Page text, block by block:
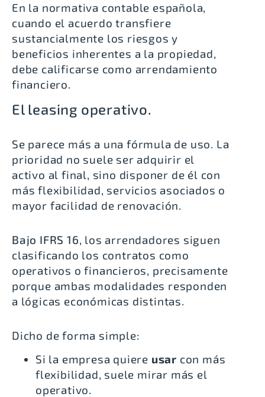
En la normativa contable española,
cuando el acuerdo transfiere
sustancialmente los riesgos y
beneficios inherentes a la propiedad,
debe calificarse como arrendamiento
financiero.
El leasing operativo.
Se parece más a una fórmula de uso. La
prioridad no suele ser adquirir el
activo al final, sino disponer de él con
más flexibilidad, servicios asociados o
mayor facilidad de renovación.
Bajo IFRS 16, los arrendadores siguen
clasificando los contratos como
operativos o financieros, precisamente
porque ambas modalidades responden
a lógicas económicas distintas.
Dicho de forma simple:
Si la empresa quiere usar con más
flexibilidad, suele mirar más el
operativo.